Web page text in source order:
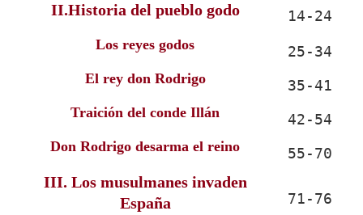
II.Historia del pueblo godo 14-24
Los reyes godos 25-34
El rey don Rodrigo 35-41
Traición del conde Illán 42-54
Don Rodrigo desarma el reino 55-70
III. Los musulmanes invaden
España
71-76